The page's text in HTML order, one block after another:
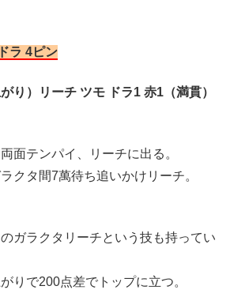
ラ 4ピン
り）リーチ ツモ ドラ1 赤1（満貫）
面テンパイ、リーチに出る。
クタ間7萬待ち追いかけリーチ。
ガラクタリーチという技も持ってい
りで200点差でトップに立つ。